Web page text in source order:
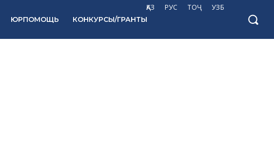
ҚАЗ РУС ТОҶ УЗБ
ЮРПОМОЩЬ КОНКУРСЫ/ГРАНТЫ